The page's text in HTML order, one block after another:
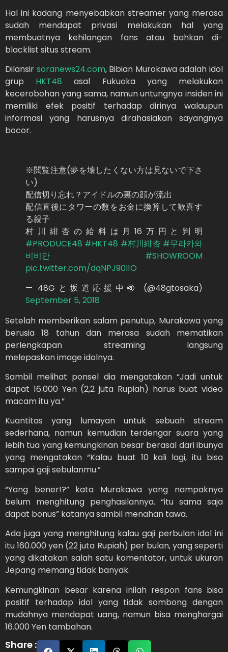
Hal ini kadang menyebabkan streamer yang merasa
sudah mendapat privasi melakukan hal yang
membuatnya kehilangan fans atau bahkan di-
blacklist situs stream.
Dilansir soranews24.com, Bibian Murokawa adalah idol
grup HKT48 asal Fukuoka yang melakukan
kecerobohan yang sama, namun untungnya insiden ini
memiliki efek positif terhadap dirinya walaupun
informasi yang harusnya dirahasiakan sayangnya
bocor.
※閲覧注意(夢を壊したくない方は見ないで下さ
い)
配信切り忘れ？アイドルの裏の顔が流出
配信直後にタワーの数をお金に換算して歓喜す
る親子
村川緋杏の給料は月16万円と判明
#PRODUCE48 #HKT48 #村川緋杏 #무라카와
비비안
#SHOWROOM
pic.twitter.com/dqNPJ90I1O
— 48Gと坂道応援中🍥 (@48gtosaka)
September 5, 2018
Setelah memberikan salam penutup, Murakawa yang
berusia 18 tahun dan merasa sudah mematikan
perlengkapan streaming langsung
melepaskan image idolnya.
Sambil melihat ponsel dia mengatakan “Jadi untuk
dapat 16.000 Yen (2,2 juta Rupiah) harus buat video
macam itu ya.”
Kuantitas yang lumayan untuk sebuah stream
sederhana, namun kemudian terdengar suara yang
lebih tua yang kemungkinan besar berasal dari ibunya
yang mengatakan “Kalau buat 10 kali lagi, itu bisa
sampai gaji sebulanmu.”
“Yang bener!?” kata Murakawa yang nampaknya
belum menghitung penghasilannya. “itu sama saja
dapat bonus” katanya sambil menahan tawa.
Ada juga yang menghitung kalau gaji perbulan idol ini
itu 160.000 yen (22 juta Rupiah) per bulan, yang seperti
yang dikatakan salah satu komentator, untuk ukuran
Jepang memang tidak banyak.
Kemungkinan besar karena inilah respon fans bisa
positif terhadap idol yang tidak sombong dengan
mudahnya mendapat uang, namun bisa menghargai
16.000 Yen tambahan.
Share :